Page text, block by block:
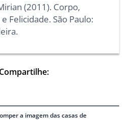
(2011). Corpo,
Felicidade. São Paulo:
Compartilhe:
a imagem das casas de